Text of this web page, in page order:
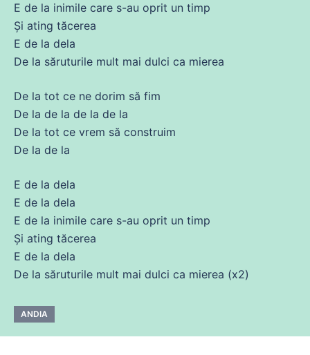
E de la inimile care s-au oprit un timp
Și ating tăcerea
E de la dela
De la săruturile mult mai dulci ca mierea
De la tot ce ne dorim să fim
De la de la de la de la
De la tot ce vrem să construim
De la de la
E de la dela
E de la dela
E de la inimile care s-au oprit un timp
Și ating tăcerea
E de la dela
De la săruturile mult mai dulci ca mierea (x2)
ANDIA